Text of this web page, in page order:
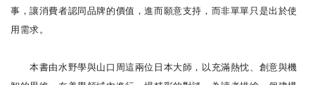
事，讓消費者認同品牌的價值，進而願意支持，而非單單只是出於使
用需求。
本書由水野學與山口周這兩位日本大師，以充滿熱忱、創意與機